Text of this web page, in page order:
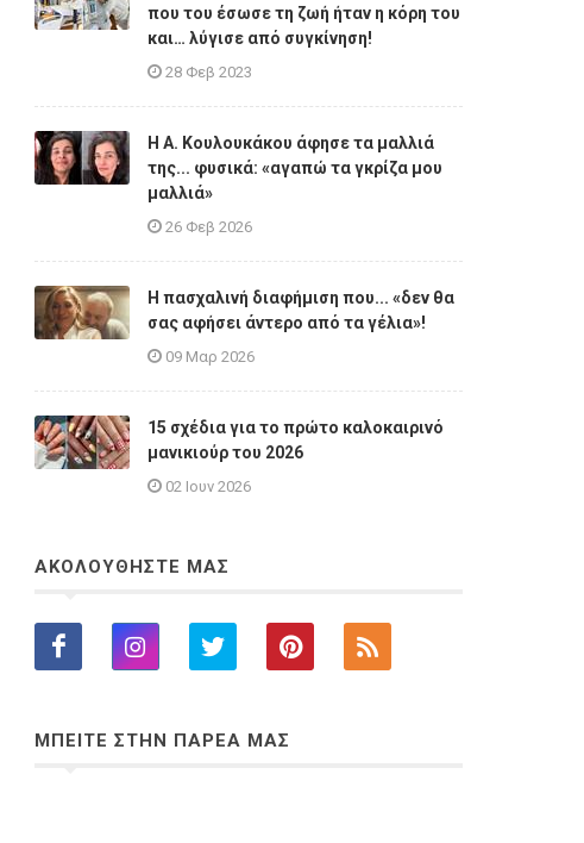
που του έσωσε τη ζωή ήταν η κόρη του
και… λύγισε από συγκίνηση!
28 Φεβ 2023
Η A. Κουλουκάκου άφησε τα μαλλιά
της... φυσικά: «αγαπώ τα γκρίζα μου
μαλλιά»
26 Φεβ 2026
Η πασχαλινή διαφήμιση που... «δεν θα
σας αφήσει άντερο από τα γέλια»!
09 Μαρ 2026
15 σχέδια για το πρώτο καλοκαιρινό
μανικιούρ του 2026
02 Ιουν 2026
ΑΚΟΛΟΥΘΗΣΤΕ ΜΑΣ
ΜΠΕΙΤΕ ΣΤΗΝ ΠΑΡΕΑ ΜΑΣ